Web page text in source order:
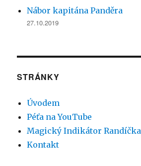
Nábor kapitána Panděra
27.10.2019
STRÁNKY
Úvodem
Péťa na YouTube
Magický Indikátor Randíčka
Kontakt